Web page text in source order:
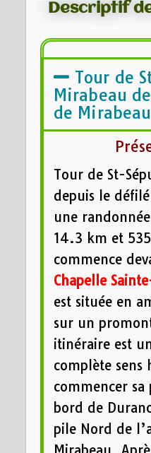
Descriptif
Tour de
Mirabeau
de Mirabeau
Tour de St-
depuis le
une
14.3 km et
commence
Chapelle
est située en
sur un
itinéraire est
complète
commencer sa
bord de
pile Nord de